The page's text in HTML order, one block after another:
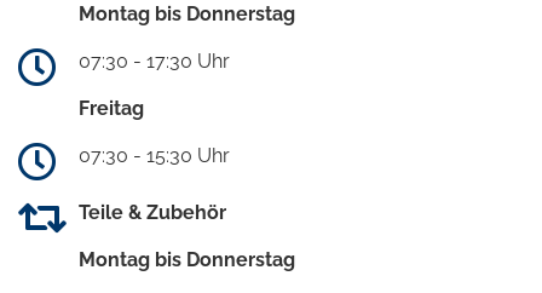
Montag bis Donnerstag
07:30 - 17:30 Uhr
Freitag
07:30 - 15:30 Uhr
Teile & Zubehör
Montag bis Donnerstag